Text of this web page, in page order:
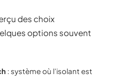
des choix
options souvent
: système où l’isolant est